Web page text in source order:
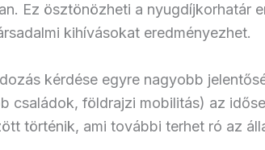
Ez ösztönözheti a nyugdíjkorhatár
kihívásokat eredményezhet.
kérdése egyre nagyobb
családok, földrajzi mobilitás) az
történik, ami további terhet ró az